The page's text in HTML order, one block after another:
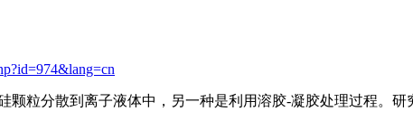
颗粒分散到离子液体中，另一种是利用溶胶-凝胶处理过程。研